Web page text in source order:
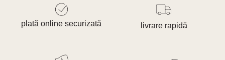
plată online securizată livrare rapidă